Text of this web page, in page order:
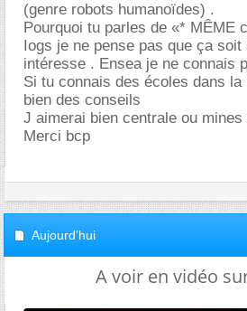
(genre robots humanoïdes) .
Pourquoi tu parles de «* MÊME
Iogs je ne pense pas que ça
intéresse . Ensea je ne connais
Si tu connais des écoles dans
bien des conseils
J aimerai bien centrale ou
Merci bcp
Aujourd'hui
A voir en vidéo